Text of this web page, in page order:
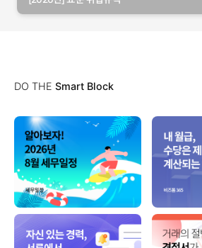
DO THE Smart Block